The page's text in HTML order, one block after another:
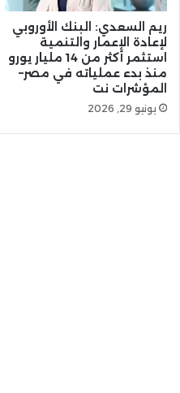
ريم السعدي: البنك الأوروبي
لإعادة الإعمار والتنمية
استثمر أكثر من 14 مليار يورو
منذ بدء عملياته في مصر–
المؤشرات نت
يونيو 29, 2026